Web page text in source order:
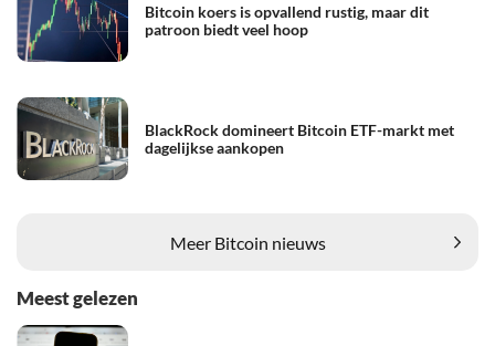
Bitcoin koers is opvallend rustig, maar dit
patroon biedt veel hoop
BlackRock domineert Bitcoin ETF-markt met
dagelijkse aankopen
Meer Bitcoin nieuws
Meest gelezen